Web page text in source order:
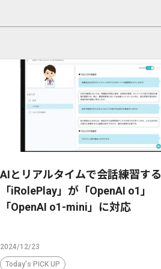
AIとリアルタイムで会話練習する
「iRolePlay」が「OpenAI o1」
「OpenAI o1-mini」に対応
2024/12/23
Today's PICK UP